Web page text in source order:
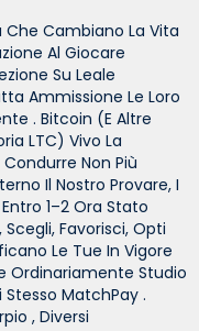
Cambiano La Vita
Al Giocare
Su Leale
Ammissione Le Loro
. Bitcoin (e Altre
LTC) Vivo La
Non Più
Il Nostro Provare, I
1–2 Ora Stato
Favorisci, Opti
Le Tue In Vigore
Ordinariamente Studio
MatchPay .
, Diversi